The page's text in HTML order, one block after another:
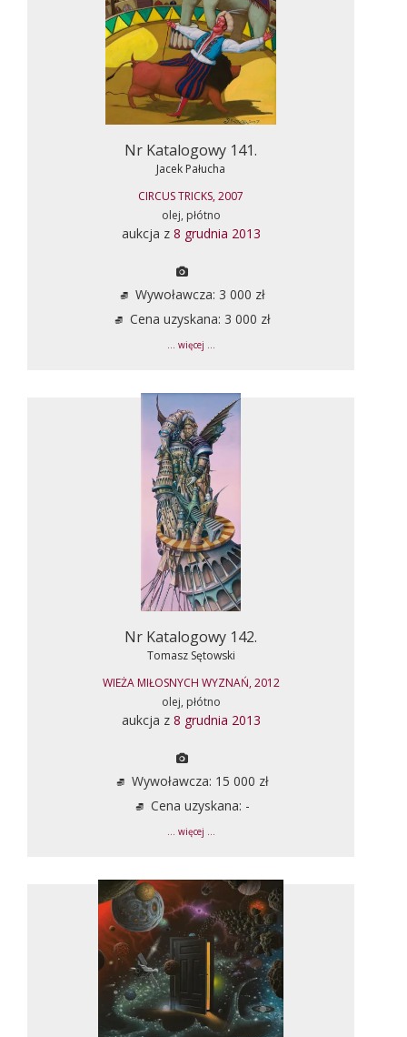
Nr Katalogowy 141.
Jacek Pałucha
CIRCUS TRICKS, 2007
olej, płótno
aukcja z 8 grudnia 2013
Wywoławcza: 3 000 zł
Cena uzyskana: 3 000 zł
... więcej ...
Nr Katalogowy 142.
Tomasz Sętowski
WIEŻA MIŁOSNYCH WYZNAŃ, 2012
olej, płótno
aukcja z 8 grudnia 2013
Wywoławcza: 15 000 zł
Cena uzyskana: -
... więcej ...